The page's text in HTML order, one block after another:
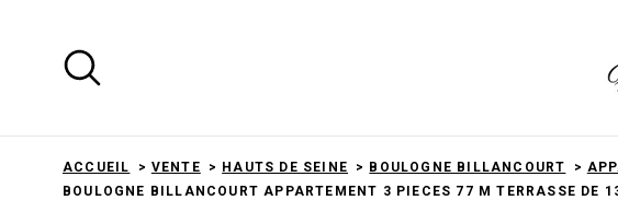
recherche
ACCUEIL VENTE HAUTS DE SEINE BOULOGNE BILLANCOURT
BOULOGNE BILLANCOURT APPARTEMENT 3 PIECES 77 M TERRASSE DE